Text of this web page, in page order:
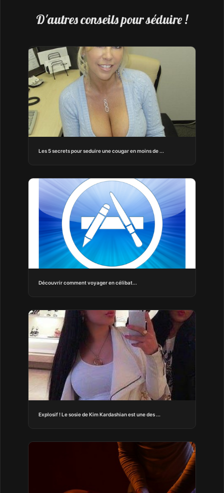
D'autres conseils pour séduire !
Les 5 secrets pour seduire une cougar en moins de ...
Découvrir comment voyager en célibat...
Explosif ! Le sosie de Kim Kardashian est une des ...